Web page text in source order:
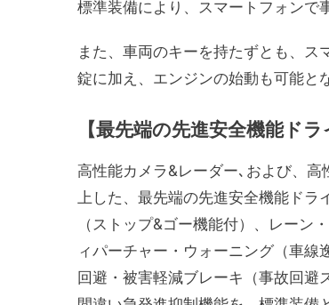
標準装備により、スマートフォンで
また、車両のキーを持たずとも、
錠に加え、エンジンの始動も可能と
【最先端の先進安全機能ド
高性能カメラ&レーダー､および、
上した、最先端の先進安全機能ド
（ストップ&ゴー機能付）、レーン
ィパーチャー・ウォーニング（車
回避・被害軽減ブレーキ（事故回避